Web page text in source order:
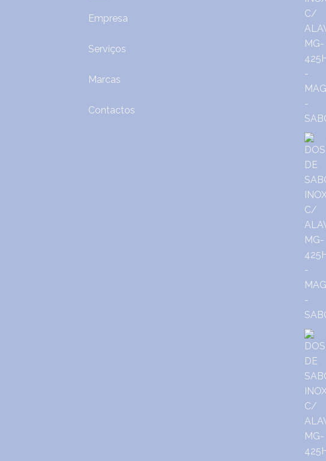
Empresa
Serviços
Marcas
Contactos